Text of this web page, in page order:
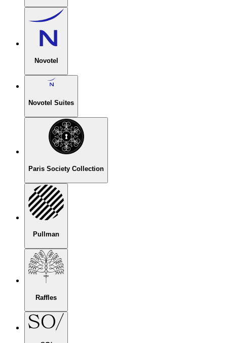
Novotel
Novotel Suites
Paris Society Collection
Pullman
Raffles